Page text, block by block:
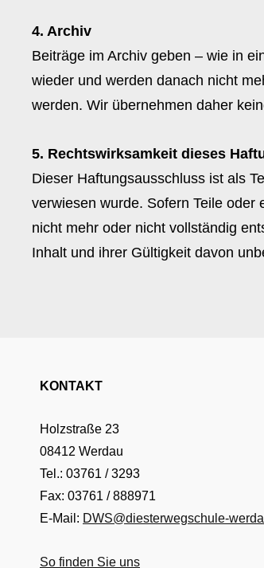
4. Archiv
Beiträge im Archiv geben – wie in
wieder und werden danach nicht
werden. Wir übernehmen daher
5. Rechtswirksamkeit dieses
Dieser Haftungsausschluss ist als
verwiesen wurde. Sofern Teile oder
nicht mehr oder nicht vollständig
Inhalt und ihrer Gültigkeit davon
KONTAKT
Holzstraße 23
08412 Werdau
Tel.: 03761 / 3293
Fax: 03761 / 888971
E-Mail: DWS@diesterwegschule-
So finden Sie uns